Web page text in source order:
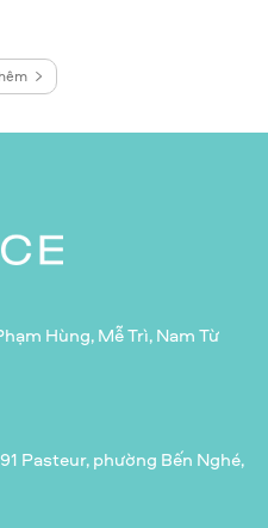
Hùng, Mễ Trì, Nam Từ
Pasteur, phường Bến Nghé,